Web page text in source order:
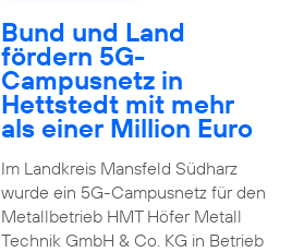
Bund und Land
fördern 5G-
Campusnetz in
Hettstedt mit mehr
als einer Million Euro
Im Landkreis Mansfeld Südharz
wurde ein 5G-Campusnetz für den
Metallbetrieb HMT Höfer Metall
Technik GmbH & Co. KG in Betrieb